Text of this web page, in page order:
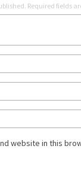
Required fields
website in this